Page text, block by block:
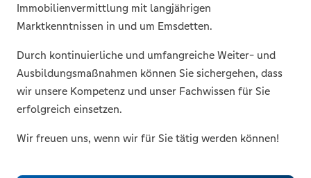
Immobilienvermittlung mit langjährigen
Marktkenntnissen in und um Emsdetten.
Durch kontinuierliche und umfangreiche Weiter- und
Ausbildungsmaßnahmen können Sie sichergehen, dass
wir unsere Kompetenz und unser Fachwissen für Sie
erfolgreich einsetzen.
Wir freuen uns, wenn wir für Sie tätig werden können!